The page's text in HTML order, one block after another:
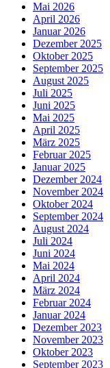
Mai 2026
April 2026
Januar 2026
Dezember 2025
Oktober 2025
September 2025
August 2025
Juli 2025
Juni 2025
Mai 2025
April 2025
März 2025
Februar 2025
Januar 2025
Dezember 2024
November 2024
Oktober 2024
September 2024
August 2024
Juli 2024
Juni 2024
Mai 2024
April 2024
März 2024
Februar 2024
Januar 2024
Dezember 2023
November 2023
Oktober 2023
September 2023